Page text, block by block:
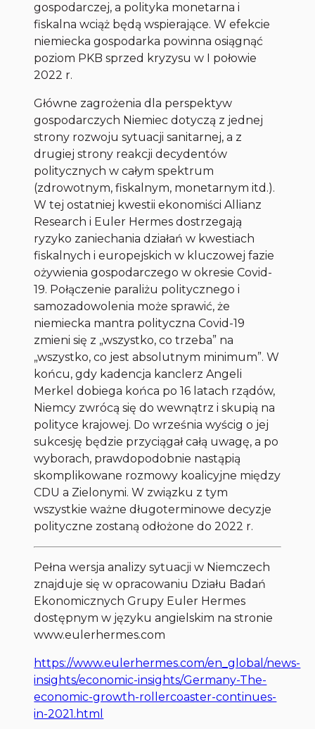
gospodarczej, a polityka monetarna i
fiskalna wciąż będą wspierające. W efekcie
niemiecka gospodarka powinna osiągnąć
poziom PKB sprzed kryzysu w I połowie
2022 r.
Główne zagrożenia dla perspektyw
gospodarczych Niemiec dotyczą z jednej
strony rozwoju sytuacji sanitarnej, a z
drugiej strony reakcji decydentów
politycznych w całym spektrum
(zdrowotnym, fiskalnym, monetarnym itd.).
W tej ostatniej kwestii ekonomiści Allianz
Research i Euler Hermes dostrzegają
ryzyko zaniechania działań w kwestiach
fiskalnych i europejskich w kluczowej fazie
ożywienia gospodarczego w okresie Covid-
19. Połączenie paraliżu politycznego i
samozadowolenia może sprawić, że
niemiecka mantra polityczna Covid-19
zmieni się z „wszystko, co trzeba” na
„wszystko, co jest absolutnym minimum”. W
końcu, gdy kadencja kanclerz Angeli
Merkel dobiega końca po 16 latach rządów,
Niemcy zwrócą się do wewnątrz i skupią na
polityce krajowej. Do września wyścig o jej
sukcesję będzie przyciągał całą uwagę, a po
wyborach, prawdopodobnie nastąpią
skomplikowane rozmowy koalicyjne między
CDU a Zielonymi. W związku z tym
wszystkie ważne długoterminowe decyzje
polityczne zostaną odłożone do 2022 r.
Pełna wersja analizy sytuacji w Niemczech
znajduje się w opracowaniu Działu Badań
Ekonomicznych Grupy Euler Hermes
dostępnym w języku angielskim na stronie
www.eulerhermes.com
https://www.eulerhermes.com/en_global/news-
insights/economic-insights/Germany-The-
economic-growth-rollercoaster-continues-
in-2021.html